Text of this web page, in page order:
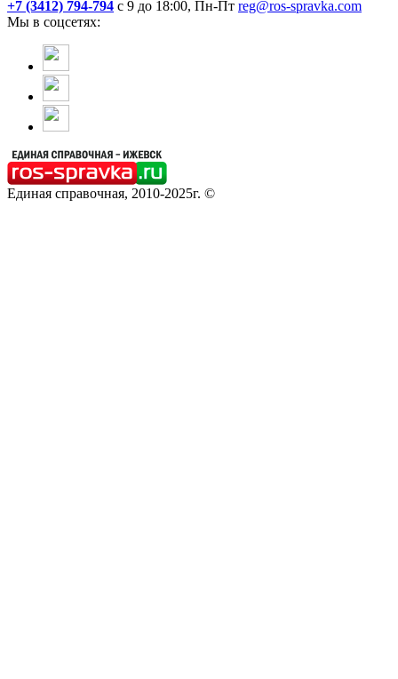
+7 (3412) 794-794 с 9 до 18:00, Пн-Пт reg@ros-spravka.com
Мы в соцсетях:
Единая справочная, 2010-2025г. ©